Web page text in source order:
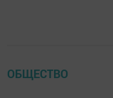
ОБЩЕСТВО